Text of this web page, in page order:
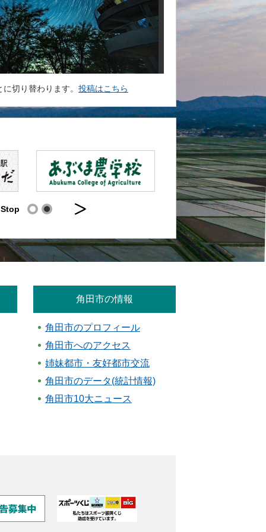
切り替わります。 投稿はこちら
Stop
角田市の情報
角田市のプロフィール
角田市へのアクセス
姉妹都市・友好都市交流
角田市のデータ(統計情報)
角田市10大ニュース